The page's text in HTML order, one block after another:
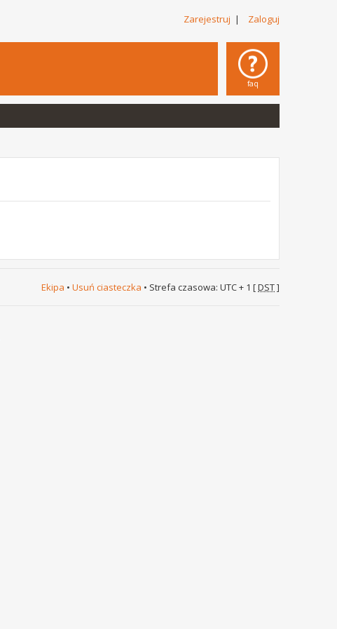
Zarejestruj | Zaloguj
faq
Ekipa • Usuń ciasteczka • Strefa czasowa: UTC + 1 [DST]